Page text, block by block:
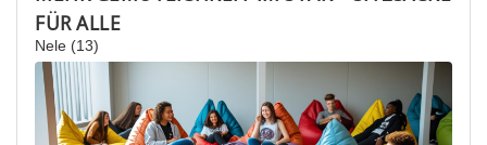
FÜR ALLE
Nele (13)